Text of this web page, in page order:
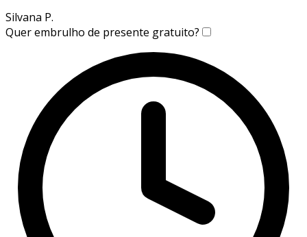
Silvana P.
Quer embrulho de presente gratuito?